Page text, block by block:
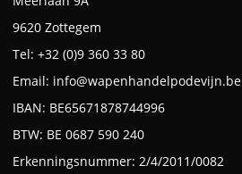
9620 Zottegem
Tel: +32 (0)9 360 33 80
Email: info@wapenhandelpodevijn.be
IBAN: BE65671878744996
BTW: BE 0687 590 240
Erkenningsnummer: 2/4/2011/0082